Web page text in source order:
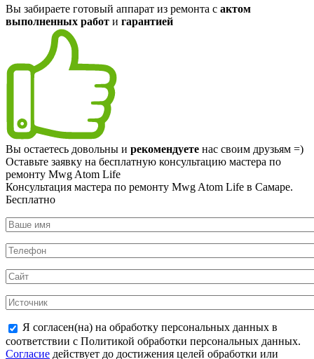
Вы забираете готовый аппарат из ремонта с актом
выполненных работ и гарантией
Вы остаетесь довольны и рекомендуете нас своим друзьям =)
Оставьте заявку на бесплатную консультацию мастера по
ремонту Mwg Atom Life
Консультация мастера по ремонту Mwg Atom Life в Самаре.
Бесплатно
Я согласен(на) на обработку персональных данных в
соответствии с Политикой обработки персональных данных.
Согласие действует до достижения целей обработки или